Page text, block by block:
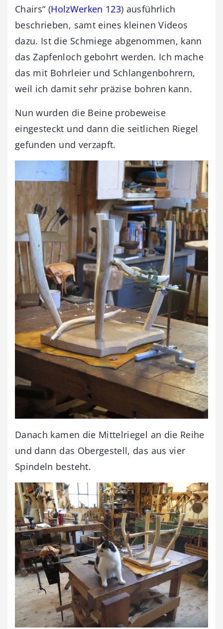
Chairs“ (HolzWerken 123) ausführlich
beschrieben, samt eines kleinen Videos
dazu. Ist die Schmiege abgenommen, kann
das Zapfenloch gebohrt werden. Ich mache
das mit Bohrleier und Schlangenbohrern,
weil ich damit sehr präzise bohren kann.
Nun wurden die Beine probeweise
eingesteckt und dann die seitlichen Riegel
gefunden und verzapft.
Danach kamen die Mittelriegel an die Reihe
und dann das Obergestell, das aus vier
Spindeln besteht.